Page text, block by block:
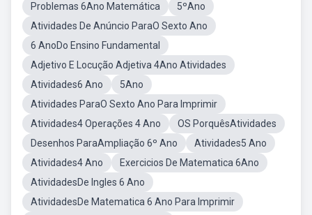
Problemas 6Ano Matemática
5ºAno
Atividades De Anúncio ParaO Sexto Ano
6 AnoDo Ensino Fundamental
Adjetivo E Locução Adjetiva 4Ano Atividades
Atividades6 Ano
5Ano
Atividades ParaO Sexto Ano Para Imprimir
Atividades4 Operações 4 Ano
OS PorquêsAtividades
Desenhos ParaAmpliação 6º Ano
Atividades5 Ano
Atividades4 Ano
Exercicios De Matematica 6Ano
AtividadesDe Ingles 6 Ano
AtividadesDe Matematica 6 Ano Para Imprimir